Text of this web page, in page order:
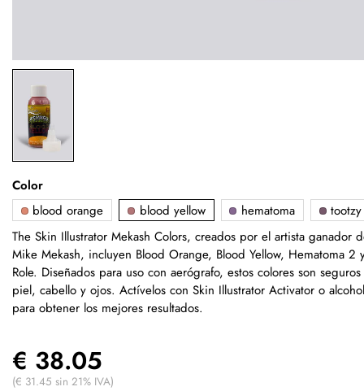
Color
blood orange
blood yellow hematoma
The Skin Illustrator Mekash Colors, creados por el artista ganador
Mike Mekash, incluyen Blood Orange, Blood Yellow, Hematoma 2
Role. Diseñados para uso con aerógrafo, estos colores son
piel, cabello y ojos. Actívelos con Skin Illustrator Activator o
para obtener los mejores resultados.
€ 38.05
(€ 31.45 sin 21% IVA)